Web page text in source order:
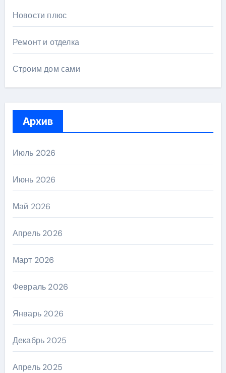
Новости плюс
Ремонт и отделка
Строим дом сами
Архив
Июль 2026
Июнь 2026
Май 2026
Апрель 2026
Март 2026
Февраль 2026
Январь 2026
Декабрь 2025
Апрель 2025